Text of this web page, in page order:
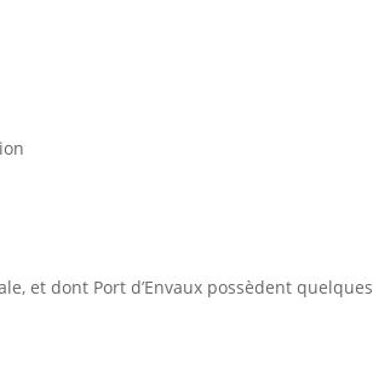
et dont Port d’Envaux possèdent quelques